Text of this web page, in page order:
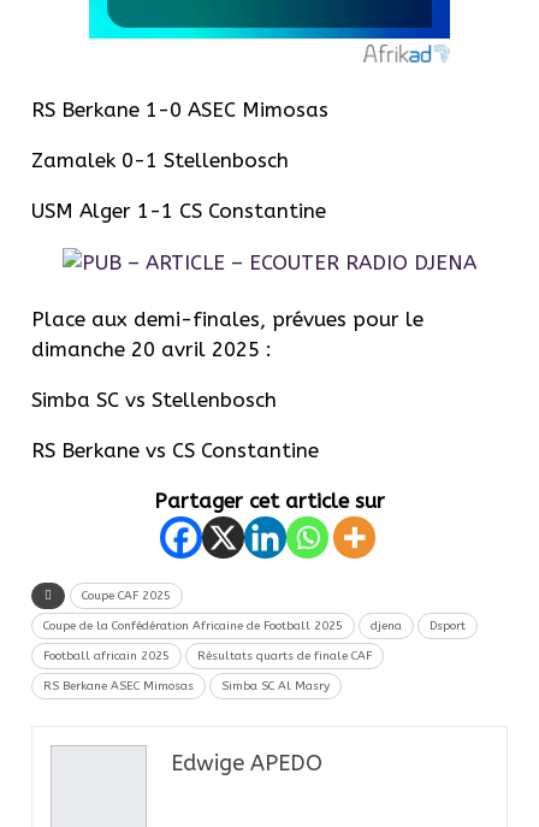
RS Berkane 1-0 ASEC Mimosas
Zamalek 0-1 Stellenbosch
USM Alger 1-1 CS Constantine
Place aux demi-finales, prévues pour le
dimanche 20 avril 2025 :
Simba SC vs Stellenbosch
RS Berkane vs CS Constantine
Partager cet article sur
Coupe CAF 2025
Coupe de la Confédération Africaine de Football 2025 djena Dsport
Football africain 2025 Résultats quarts de finale CAF
RS Berkane ASEC Mimosas Simba SC Al Masry
Edwige APEDO